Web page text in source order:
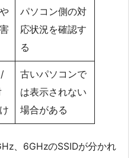
パソコン側の対
応状況を確認す
る
古いパソコンで
は表示されない
場合がある
、6GHzのSSIDが分かれ